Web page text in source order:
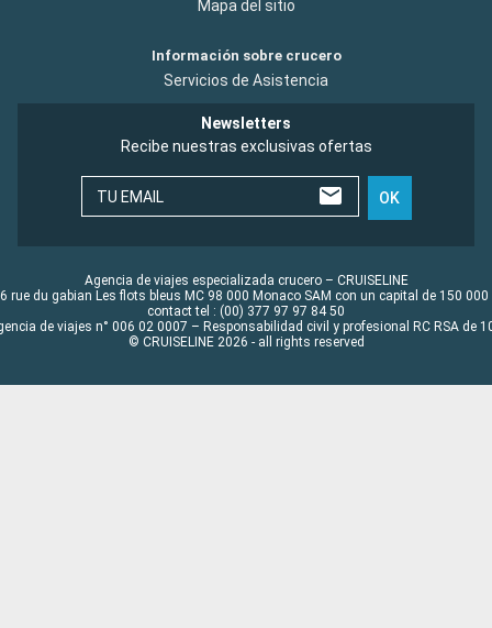
Mapa del sitio
Información sobre crucero
Servicios de Asistencia
Newsletters
Recibe nuestras exclusivas ofertas
TU EMAIL OK
Agencia de viajes especializada crucero – CRUISELINE
rue du gabian Les flots bleus MC 98 000 Monaco SAM con un capital de 150 000
contact tel : (00) 377 97 97 84 50
de viajes n° 006 02 0007 – Responsabilidad civil y profesional RC RSA de
© CRUISELINE 2026 - all rights reserved